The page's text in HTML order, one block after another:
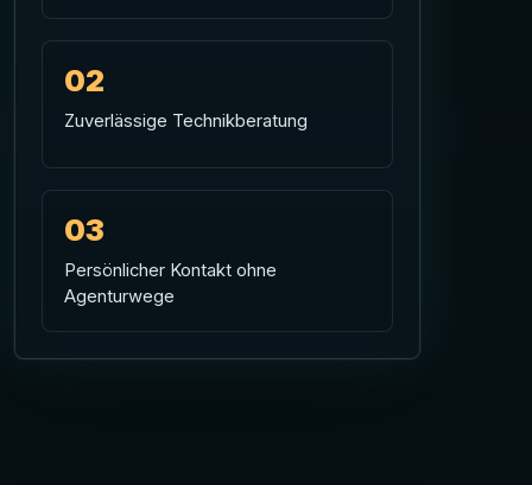
02
Zuverlässige Technikberatung
03
Persönlicher Kontakt ohne
Agenturwege